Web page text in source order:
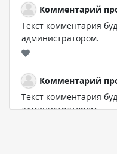
Комментарий
Текст комментария
администратором.
Комментарий
Текст комментария
администратором.